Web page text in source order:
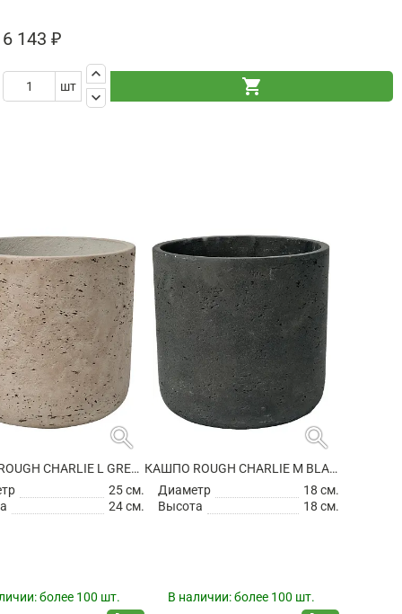
6 143 ₽
шт
keyboard_arrow_up
keyboard_arrow_down
shopping_cart
search
КАШПО ROUGH CHARLIE L GREY WASHED
25 см.
24 см.
более 100 шт.
search
КАШПО ROUGH CHARLIE M BLACK WASHED
Диаметр
18 см.
Высота
18 см.
В наличии:более 100 шт.